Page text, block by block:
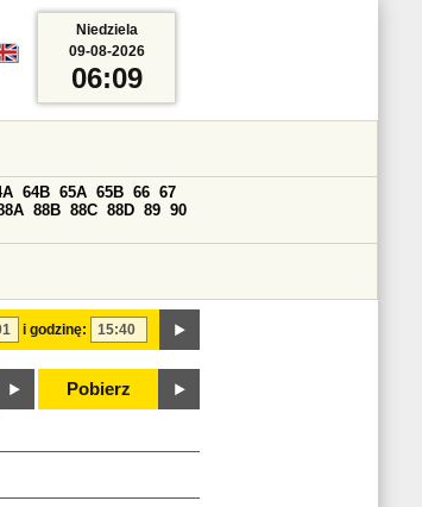
i godzinę:
64B 65A 65B 66 67
88B 88C 88D 89 90
Pobierz
Niedziela
09-08-2026
06:09